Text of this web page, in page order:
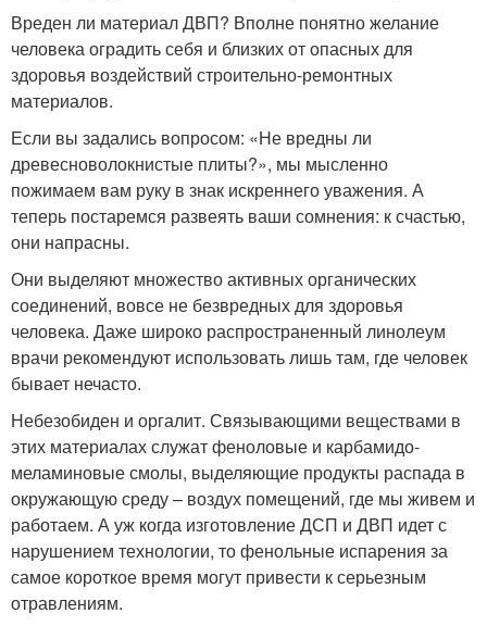
Вреден ли материал ДВП? Вполне понятно желание
человека оградить себя и близких от опасных для
здоровья воздействий строительно-ремонтных
материалов.
Если вы задались вопросом: «Не вредны ли
древесноволокнистые плиты?», мы мысленно
пожимаем вам руку в знак искреннего уважения. А
теперь постаремся развеять ваши сомнения: к счастью,
они напрасны.
Они выделяют множество активных органических
соединений, вовсе не безвредных для здоровья
человека. Даже широко распространенный линолеум
врачи рекомендуют использовать лишь там, где человек
бывает нечасто.
Небезобиден и оргалит. Связывающими веществами в
этих материалах служат феноловые и карбамидо-
меламиновые смолы, выделяющие продукты распада в
окружающую среду – воздух помещений, где мы живем и
работаем. А уж когда изготовление ДСП и ДВП идет с
нарушением технологии, то фенольные испарения за
самое короткое время могут привести к серьезным
отравлениям.